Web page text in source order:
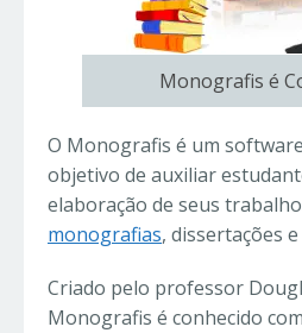
Monografis é
O Monografis é um
objetivo de auxiliar
elaboração de seus
monografias, dissertações
Criado pelo professor
Monografis é conhecido